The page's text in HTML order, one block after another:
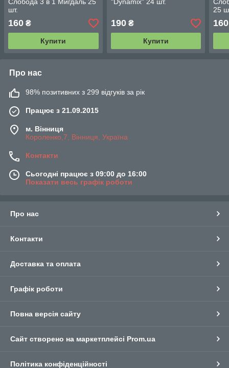
Слобода 3 в 1 Мигдаль 25
шт.
160 ₴
Купити
"Dynamix" 24 шт.
190₴
Купити
25
160
Про нас
98% позитивних з 299 відгуків за рік
Працює з 21.09.2015
м. Вінниця
Короленко,7, Вінниця, Україна
Контакти
Сьогодні працює з 09:00 до 16:00
Показати весь графік роботи
Про нас
Контакти
Доставка та оплата
Графік роботи
Повна версія сайту
Сайт створено на маркетплейсі Prom.ua
Політика конфіденційності